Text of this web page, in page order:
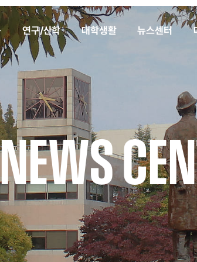
연구/산학 대학생활 뉴스센터
NEWS